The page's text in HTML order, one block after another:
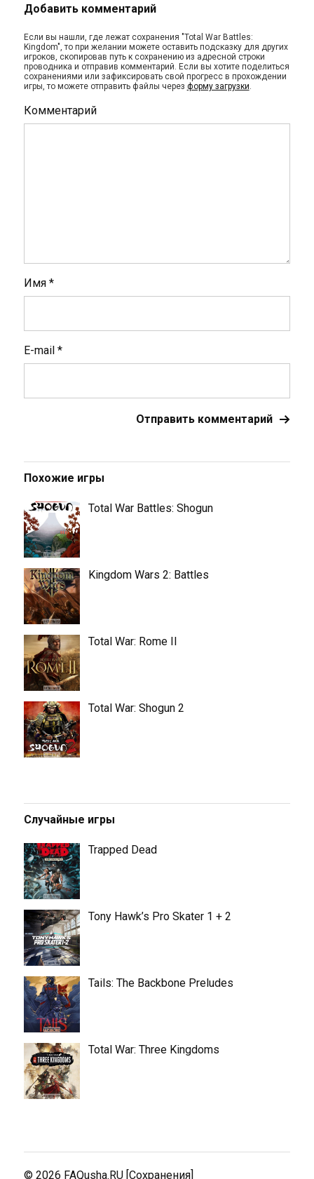
Добавить комментарий
Если вы нашли, где лежат сохранения "Total War Battles:
Kingdom", то при желании можете оставить подсказку для других
игроков, скопировав путь к сохранению из адресной строки
проводника и отправив комментарий. Если вы хотите поделиться
сохранениями или зафиксировать свой прогресс в прохождении
игры, то можете отправить файлы через форму загрузки.
Комментарий
Имя *
E-mail *
Похожие игры
Total War Battles: Shogun
Kingdom Wars 2: Battles
Total War: Rome II
Total War: Shogun 2
Случайные игры
Trapped Dead
Tony Hawk’s Pro Skater 1 + 2
Tails: The Backbone Preludes
Total War: Three Kingdoms
© 2026 FAQusha.RU [Сохранения]